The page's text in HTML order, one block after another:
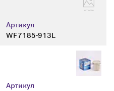
Артикул
WF7185-913L
Артикул